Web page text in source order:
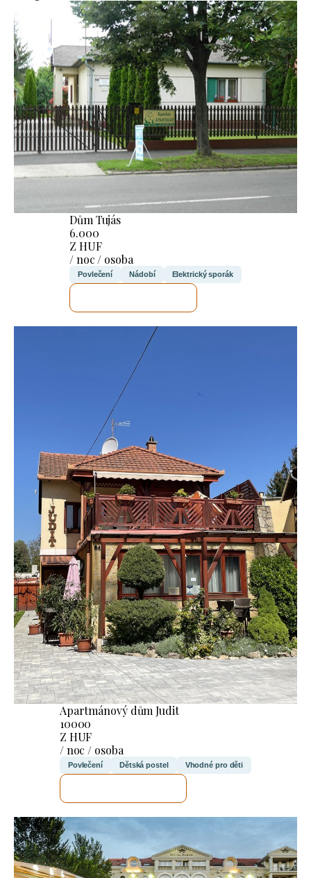
Dům Tujás
6.000
Z HUF
/ noc / osoba
Povlečení Nádobí Elektrický sporák
Apartmánový dům Judit
10000
Z HUF
/ noc / osoba
Povlečení Dětská postel Vhodné pro děti